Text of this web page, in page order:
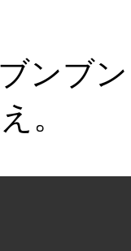
ンブ
。